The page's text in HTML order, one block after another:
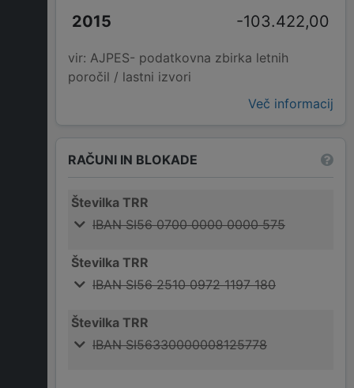
-103.422,00
vir: AJPES- podatkovna zbirka letnih
poročil / lastni izvori
Več informacij
RAČUNI IN BLOKADE
Številka TRR
IBAN SI56 0700 0000 0000 575
Številka TRR
IBAN SI56 2510 0972 1197 180
Številka TRR
IBAN SI56330000008125778